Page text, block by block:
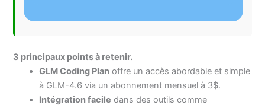
3 principaux points à retenir.
GLM Coding Plan offre un accès abordable et simple
à GLM-4.6 via un abonnement mensuel à 3$.
Intégration facile dans des outils comme